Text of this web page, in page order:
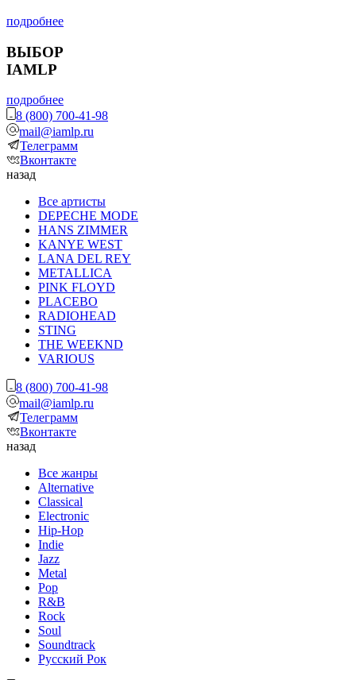
подробнее
ВЫБОР
IAMLP
подробнее
8 (800) 700-41-98
mail@iamlp.ru
Телеграмм
Вконтакте
назад
Все артисты
DEPECHE MODE
HANS ZIMMER
KANYE WEST
LANA DEL REY
METALLICA
PINK FLOYD
PLACEBO
RADIOHEAD
STING
THE WEEKND
VARIOUS
8 (800) 700-41-98
mail@iamlp.ru
Телеграмм
Вконтакте
назад
Все жанры
Alternative
Classical
Electronic
Hip-Hop
Indie
Jazz
Metal
Pop
R&B
Rock
Soul
Soundtrack
Русский Рок